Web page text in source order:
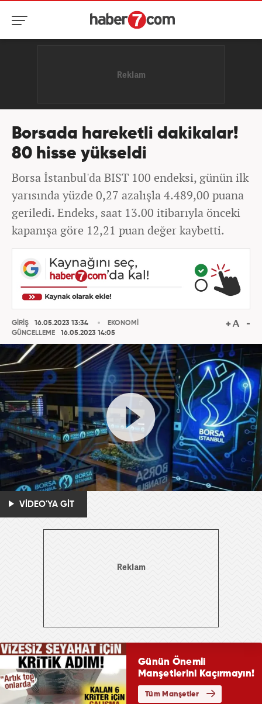
Borsada hareketli dakikalar!
80 hisse yükseldi
Borsa İstanbul'da BIST 100 endeksi, günün ilk
yarısında yüzde 0,27 azalışla 4.489,00 puana
geriledi. Endeks, saat 13.00 itibarıyla önceki
kapanışa göre 12,21 puan değer kaybetti.
GİRİŞ
16.05.2023 13:34
GÜNCELLEME
16.05.2023 14:05
EKONOMİ
VİDEO'YA GİT